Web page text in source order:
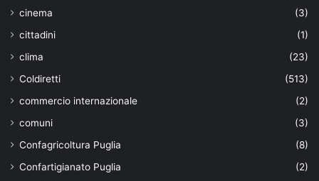
cinema
(3)
cittadini
(1)
clima
(23)
Coldiretti
(513)
commercio internazionale
(2)
comuni
(3)
Confagricoltura Puglia
(8)
Confartigianato Puglia
(2)